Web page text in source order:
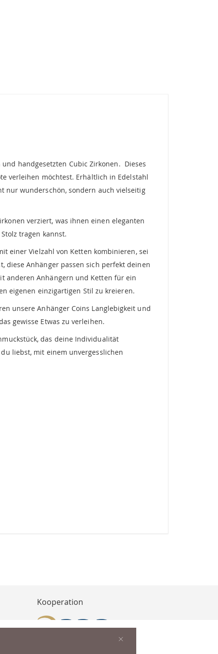
handgesetzten Cubic Zirkonen. Dieses
verleihen möchtest. Erhältlich in Edelstahl
nur wunderschön, sondern auch vielseitig
verziert, was ihnen einen eleganten
tragen kannst.
einer Vielzahl von Ketten kombinieren, sei
diese Anhänger passen sich perfekt deinen
anderen Anhängern und Ketten für ein
eigenen einzigartigen Stil zu kreieren.
unsere Anhänger Coins Langlebigkeit und
gewisse Etwas zu verleihen.
das deine Individualität
liebst, mit einem unvergesslichen
Kooperation
×